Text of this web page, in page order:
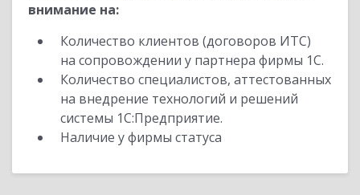
внимание на:
Количество клиентов (договоров ИТС)
на сопровождении у партнера фирмы 1С.
Количество специалистов, аттестованных
на внедрение технологий и решений
системы 1С:Предприятие.
Наличие у фирмы статуса